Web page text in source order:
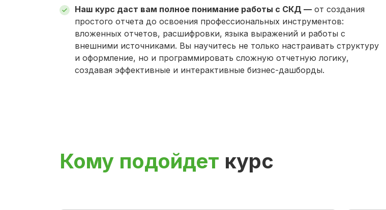
Наш курс даст вам полное понимание работы с СКД — от создания
простого отчета до освоения профессиональных инструментов:
вложенных отчетов, расшифровки, языка выражений и работы с
внешними источниками. Вы научитесь не только настраивать структуру
и оформление, но и программировать сложную отчетную логику,
создавая эффективные и интерактивные бизнес-дашборды.
Кому подойдет курс